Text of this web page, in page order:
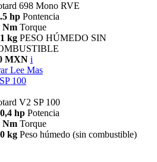
698 Mono RVE
hp Pontencia
Nm Torque
kg PESO HÚMEDO SIN
MXN i
Lee Mas
100
V2 SP 100
hp Potencia
Nm Torque
kg Peso húmedo (sin combustible)